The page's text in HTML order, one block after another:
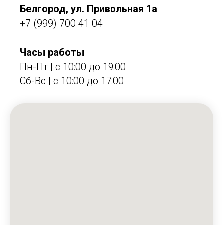
Белгород, ул. Привольная 1а
+7 (999) 700 41 04
Часы работы
Пн-Пт | с 10:00 до 19:00
Сб-Вс | c 10:00 до 17:00